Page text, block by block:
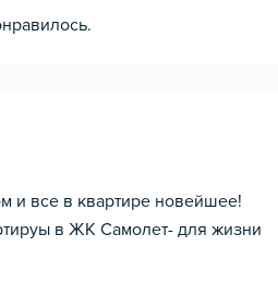
и все в квартире новейшее!
в ЖК Самолет- для жизни